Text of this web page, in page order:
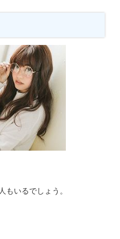
もいるでしょう。